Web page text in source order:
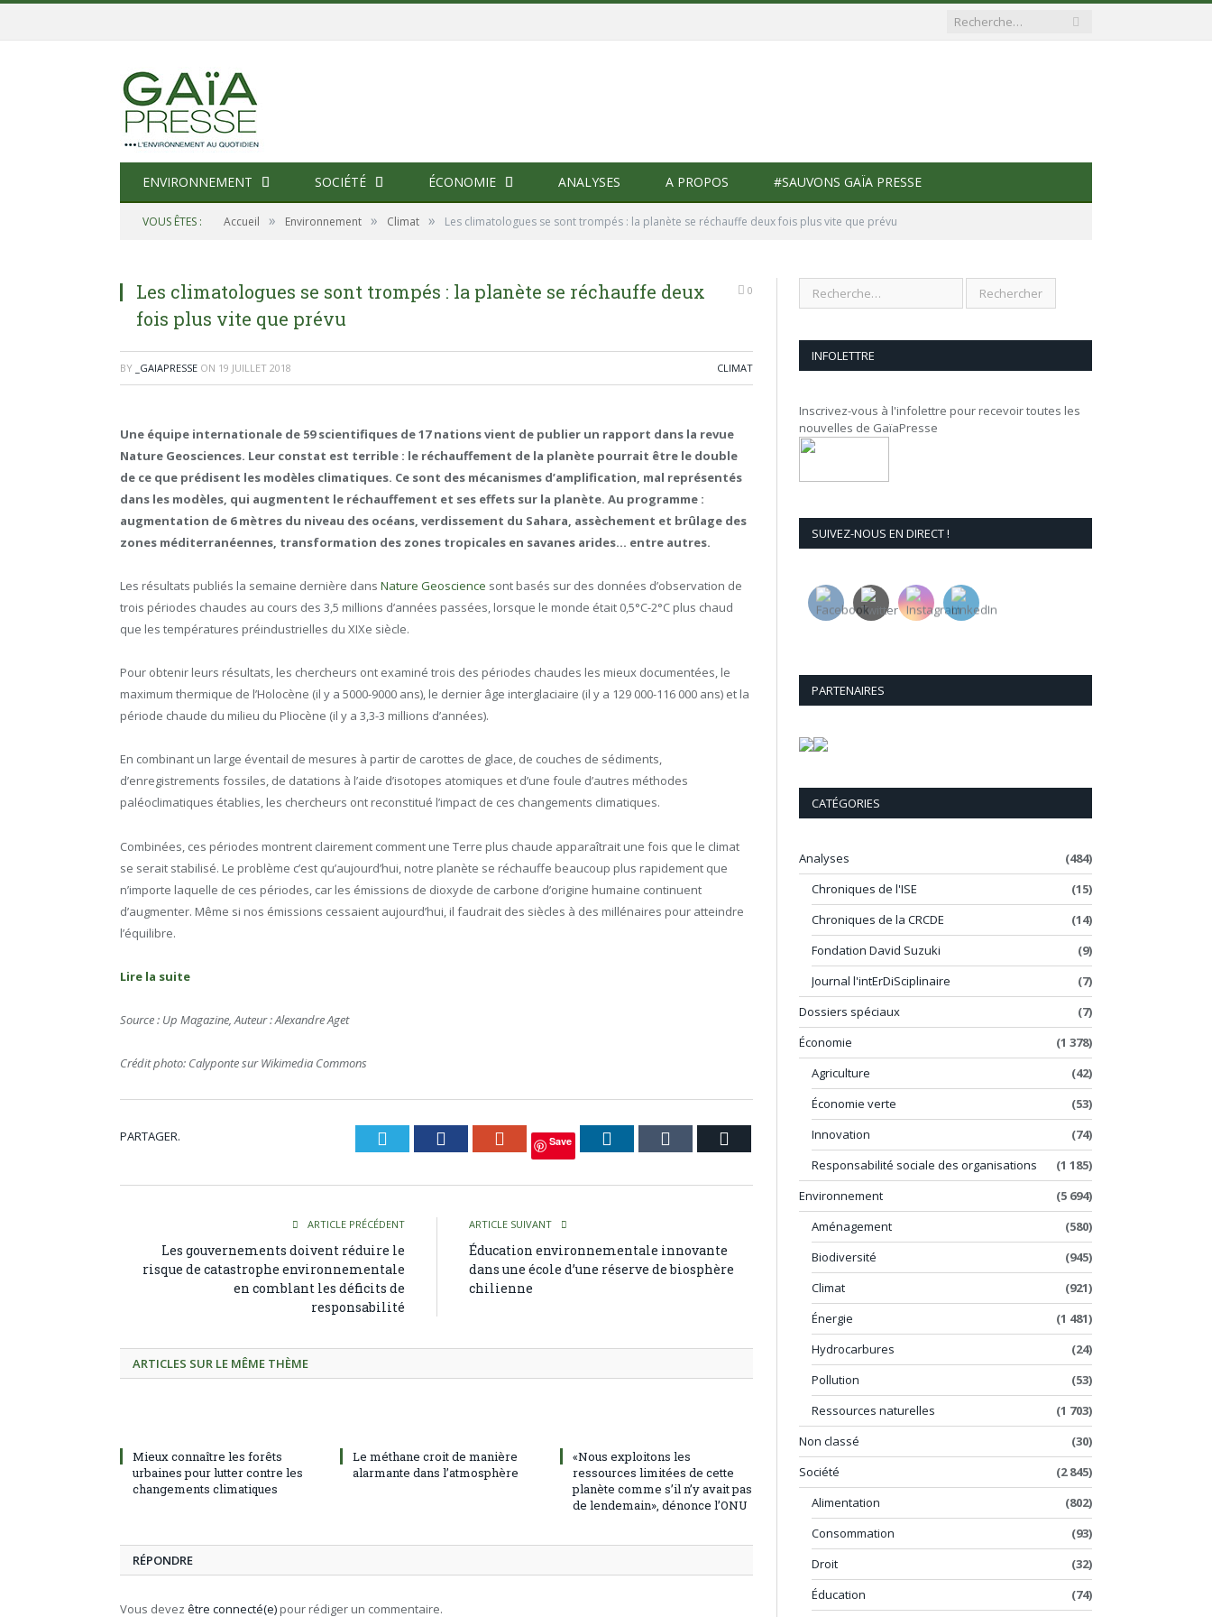
ENVIRONNEMENT SOCIÉTÉ ÉCONOMIE ANALYSES A PROPOS #SAUVONS GAÏA PRESSE
VOUS ÊTES : Accueil » Environnement » Climat » Les climatologues se sont trompés : la planète se réchauffe deux fois plus vite que prévu
Les climatologues se sont trompés : la planète se réchauffe deux
fois plus vite que prévu
0
BY _GAIAPRESSE ON 19 JUILLET 2018 CLIMAT
Une équipe internationale de 59 scientifiques de 17 nations vient de publier un rapport dans la revue
Nature Geosciences. Leur constat est terrible : le réchauffement de la planète pourrait être le double
de ce que prédisent les modèles climatiques. Ce sont des mécanismes d’amplification, mal représentés
dans les modèles, qui augmentent le réchauffement et ses effets sur la planète. Au programme :
augmentation de 6 mètres du niveau des océans, verdissement du Sahara, assèchement et brûlage des
zones méditerranéennes, transformation des zones tropicales en savanes arides… entre autres.
Les résultats publiés la semaine dernière dans Nature Geoscience sont basés sur des données d’observation de
trois périodes chaudes au cours des 3,5 millions d’années passées, lorsque le monde était 0,5°C-2°C plus chaud
que les températures préindustrielles du XIXe siècle.
Pour obtenir leurs résultats, les chercheurs ont examiné trois des périodes chaudes les mieux documentées, le
maximum thermique de l’Holocène (il y a 5000-9000 ans), le dernier âge interglaciaire (il y a 129 000-116 000 ans) et la
période chaude du milieu du Pliocène (il y a 3,3-3 millions d’années).
En combinant un large éventail de mesures à partir de carottes de glace, de couches de sédiments,
d’enregistrements fossiles, de datations à l’aide d’isotopes atomiques et d’une foule d’autres méthodes
paléoclimatiques établies, les chercheurs ont reconstitué l’impact de ces changements climatiques.
Combinées, ces périodes montrent clairement comment une Terre plus chaude apparaîtrait une fois que le climat
se serait stabilisé. Le problème c’est qu’aujourd’hui, notre planète se réchauffe beaucoup plus rapidement que
n’importe laquelle de ces périodes, car les émissions de dioxyde de carbone d’origine humaine continuent
d’augmenter. Même si nos émissions cessaient aujourd’hui, il faudrait des siècles à des millénaires pour atteindre
l’équilibre.
Lire la suite
Source : Up Magazine, Auteur : Alexandre Aget
Crédit photo: Calyponte sur Wikimedia Commons
PARTAGER. Twitter Facebook Google+
Save LinkedIn Tumblr
ARTICLE PRÉCÉDENT
Les gouvernements doivent réduire le
risque de catastrophe environnementale
en comblant les déficits de
responsabilité
ARTICLE SUIVANT
Éducation environnementale innovante
dans une école d’une réserve de biosphère
chilienne
ARTICLES SUR LE MÊME THÈME
Mieux connaître les forêts
urbaines pour lutter contre les
changements climatiques
Le méthane croit de manière
alarmante dans l’atmosphère
«Nous exploitons les
ressources limitées de cette
planète comme s’il n’y avait pas
de lendemain», dénonce l’ONU
RÉPONDRE
Vous devez être connecté(e) pour rédiger un commentaire.
INFOLETTRE
Inscrivez-vous à l'infolettre pour recevoir toutes les
nouvelles de GaïaPresse
SUIVEZ-NOUS EN DIRECT !
PARTENAIRES
CATÉGORIES
Analyses
(484)
Chroniques de l'ISE
(15)
Chroniques de la CRCDE
(14)
Fondation David Suzuki
(9)
Journal l'intErDiSciplinaire
(7)
Dossiers spéciaux
(7)
Économie
(1 378)
Agriculture
(42)
Économie verte
(53)
Innovation
(74)
Responsabilité sociale des organisations
(1 185)
Environnement
(5 694)
Aménagement
(580)
Biodiversité
(945)
Climat
(921)
Énergie
(1 481)
Hydrocarbures
(24)
Pollution
(53)
Ressources naturelles
(1 703)
Non classé
(30)
Société
(2 845)
Alimentation
(802)
Consommation
(93)
Droit
(32)
Éducation
(74)